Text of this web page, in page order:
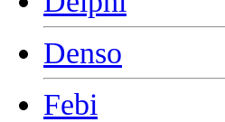
Denso
Febi